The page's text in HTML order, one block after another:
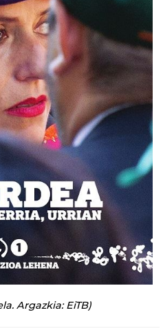
Argazkia: EiTB)